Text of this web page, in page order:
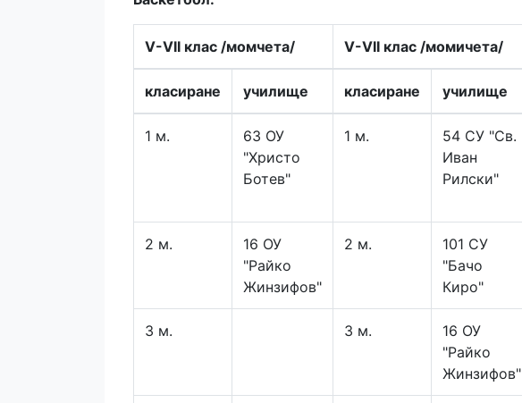
V-VII клас /момчета/ V-VII клас /момичета/
класиране училище класиране училище
1 м.
63 ОУ
"Христо
Ботев"
1 м.
54 СУ "Св.
Иван
Рилски"
2 м.
16 ОУ
"Райко
Жинзифов"
2 м.
101 СУ
"Бачо
Киро"
3 м. 3 м.
16 ОУ
"Райко
Жинзифов"